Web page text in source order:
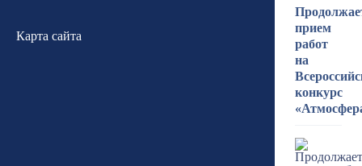
Карта сайта
прием
работ
на
конкурс